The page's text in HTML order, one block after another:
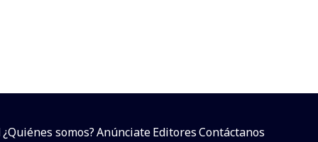
¿Quiénes somos?AnúnciateEditoresContáctanos